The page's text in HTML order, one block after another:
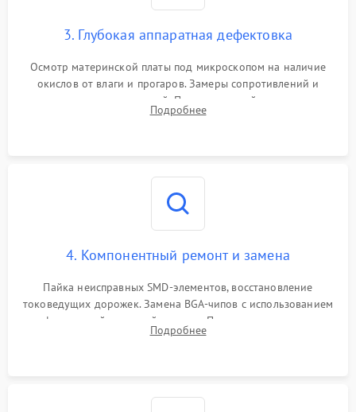
3. Глубокая аппаратная дефектовка
Осмотр материнской платы под микроскопом на наличие
окислов от влаги и прогаров. Замеры сопротивлений и
дежурных напряжений. Проверка цепей питания,
мультиконтроллера, процессора и видеочипа.
Подробнее
4. Компонентный ремонт и замена
Пайка неисправных SMD-элементов, восстановление
токоведущих дорожек. Замена BGA-чипов с использованием
инфракрасной паяльной станции. Прошивка микросхемы
BIOS или замена поврежденных портов USB
Подробнее